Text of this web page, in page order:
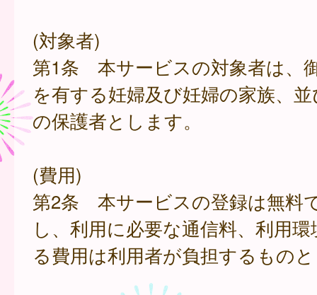
(対象者)
第1条 本サービスの対象者は、
を有する妊婦及び妊婦の家族、
の保護者とします。
(費用)
第2条 本サービスの登録は無料
し、利用に必要な通信料、利用
る費用は利用者が負担するもの